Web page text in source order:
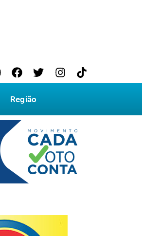
Região